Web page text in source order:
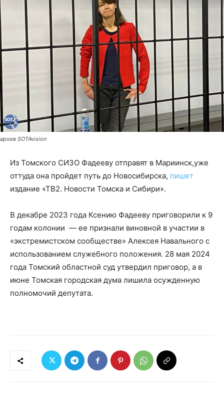
архив SOTAvision
Из Томского СИЗО Фадееву отправят в Мариинск,уже
оттуда она пройдет путь до Новосибирска, пишет
издание «ТВ2. Новости Томска и Сибири».
В декабре 2023 года Ксению Фадееву приговорили к 9
годам колонии — ее признали виновной в участии в
«экстремистском сообществе» Алексея Навального с
использованием служебного положения. 28 мая 2024
года Томский областной суд утвердил приговор, а в
июне Томская городская дума лишила осужденную
полномочий депутата.